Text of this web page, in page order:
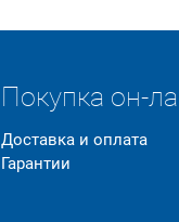
Покупка он-
Доставка и оплата
Гарантии